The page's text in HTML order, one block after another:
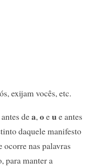
exijam vocês, etc.
antes dea, oeue antes
daquele manifesto
ocorre nas palavras
para manter a